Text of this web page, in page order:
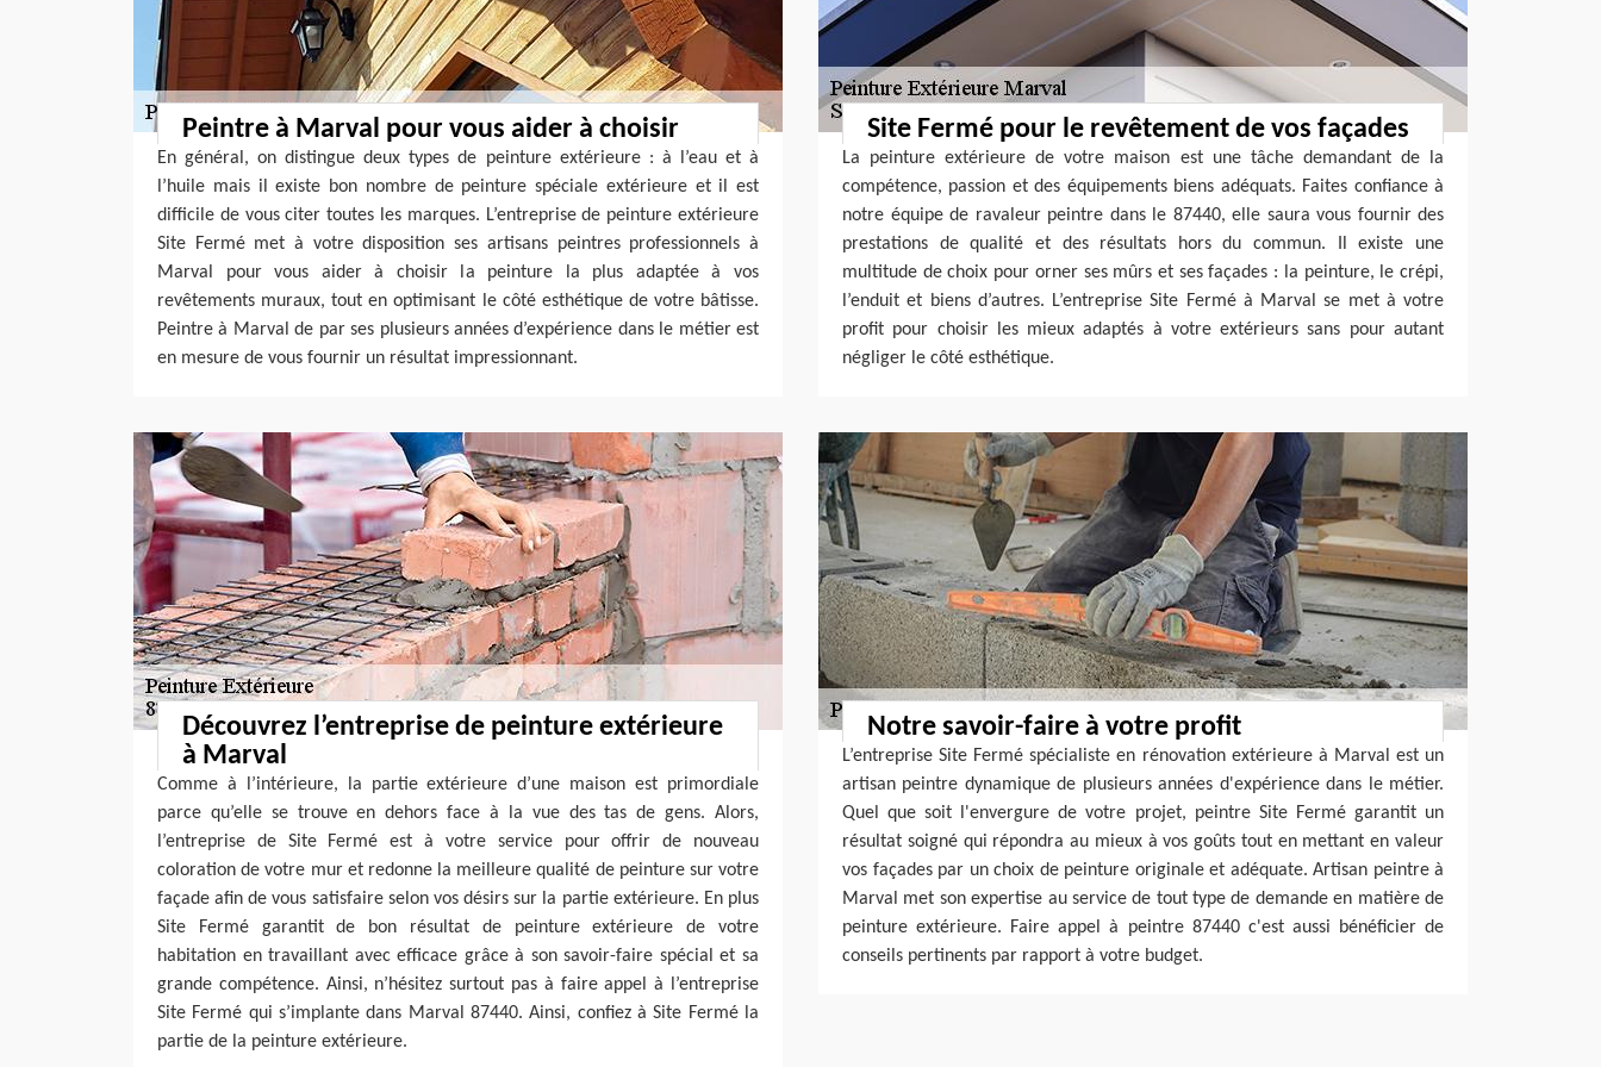
Peintre à Marval pour vous aider à choisir
En général, on distingue deux types de peinture extérieure : à l’eau et à
l’huile mais il existe bon nombre de peinture spéciale extérieure et il est
difficile de vous citer toutes les marques. L’entreprise de peinture extérieure
Site Fermé met à votre disposition ses artisans peintres professionnels à
Marval pour vous aider à choisir la peinture la plus adaptée à vos
revêtements muraux, tout en optimisant le côté esthétique de votre bâtisse.
Peintre à Marval de par ses plusieurs années d’expérience dans le métier est
en mesure de vous fournir un résultat impressionnant.
Site Fermé pour le revêtement de vos façades
La peinture extérieure de votre maison est une tâche demandant de la
compétence, passion et des équipements biens adéquats. Faites confiance à
notre équipe de ravaleur peintre dans le 87440, elle saura vous fournir des
prestations de qualité et des résultats hors du commun. Il existe une
multitude de choix pour orner ses mûrs et ses façades : la peinture, le crépi,
l’enduit et biens d’autres. L’entreprise Site Fermé à Marval se met à votre
profit pour choisir les mieux adaptés à votre extérieurs sans pour autant
négliger le côté esthétique.
Découvrez l’entreprise de peinture extérieure
à Marval
Comme à l’intérieure, la partie extérieure d’une maison est primordiale
parce qu’elle se trouve en dehors face à la vue des tas de gens. Alors,
l’entreprise de Site Fermé est à votre service pour offrir de nouveau
coloration de votre mur et redonne la meilleure qualité de peinture sur votre
façade afin de vous satisfaire selon vos désirs sur la partie extérieure. En plus
Site Fermé garantit de bon résultat de peinture extérieure de votre
habitation en travaillant avec efficace grâce à son savoir-faire spécial et sa
grande compétence. Ainsi, n’hésitez surtout pas à faire appel à l’entreprise
Site Fermé qui s’implante dans Marval 87440. Ainsi, confiez à Site Fermé la
partie de la peinture extérieure.
Notre savoir-faire à votre profit
L’entreprise Site Fermé spécialiste en rénovation extérieure à Marval est un
artisan peintre dynamique de plusieurs années d'expérience dans le métier.
Quel que soit l'envergure de votre projet, peintre Site Fermé garantit un
résultat soigné qui répondra au mieux à vos goûts tout en mettant en valeur
vos façades par un choix de peinture originale et adéquate. Artisan peintre à
Marval met son expertise au service de tout type de demande en matière de
peinture extérieure. Faire appel à peintre 87440 c'est aussi bénéficier de
conseils pertinents par rapport à votre budget.